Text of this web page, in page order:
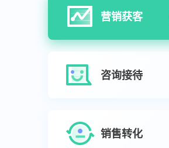
营销获客
咨询接待
销售转化